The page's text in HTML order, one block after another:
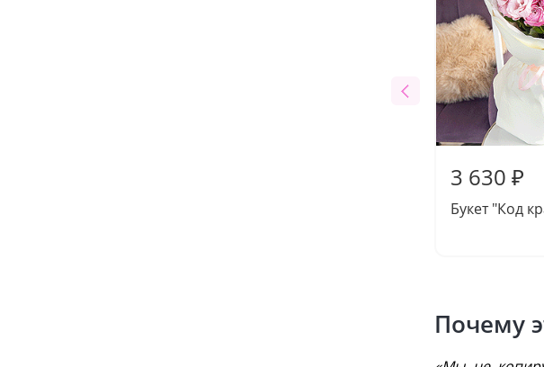
3 630 ₽
Букет "Код
Почему